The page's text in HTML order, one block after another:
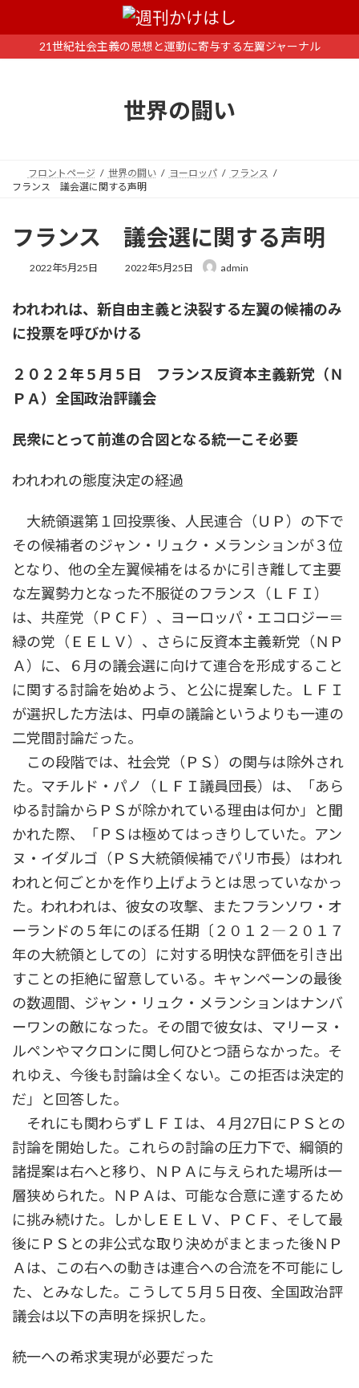
ン
ー
21世紀社会主義の思想と運動に寄与する左翼ジャーナル
世界の闘い
フロントページ 世界の闘い ヨーロッパ
フランス
フランス 議会選に関する声明
フランス 議会選に関する声明
2022年5月25日
最
新
時
2022年5月25日 admin
われわれは、新自由主義と決裂する左翼の候補のみ
に投票を呼びかける
２０２２年５月５日 フランス反資本主義新党（Ｎ
ＰＡ）全国政治評議会
民衆にとって前進の合図となる統一こそ必要
われわれの態度決定の経過
大統領選第１回投票後、人民連合（ＵＰ）の下で
その候補者のジャン・リュク・メランションが３位
となり、他の全左翼候補をはるかに引き離して主要
な左翼勢力となった不服従のフランス（ＬＦＩ）
は、共産党（ＰＣＦ）、ヨーロッパ・エコロジー＝
緑の党（ＥＥＬＶ）、さらに反資本主義新党（ＮＰ
Ａ）に、６月の議会選に向けて連合を形成すること
に関する討論を始めよう、と公に提案した。ＬＦＩ
が選択した方法は、円卓の議論というよりも一連の
二党間討論だった。
この段階では、社会党（ＰＳ）の関与は除外され
た。マチルド・パノ（ＬＦＩ議員団長）は、「あら
ゆる討論からＰＳが除かれている理由は何か」と聞
かれた際、「ＰＳは極めてはっきりしていた。アン
ヌ・イダルゴ（ＰＳ大統領候補でパリ市長）はわれ
われと何ごとかを作り上げようとは思っていなかっ
た。われわれは、彼女の攻撃、またフランソワ・オ
ーランドの５年にのぼる任期〔２０１２―２０１７
年の大統領としての〕に対する明快な評価を引き出
すことの拒絶に留意している。キャンペーンの最後
の数週間、ジャン・リュク・メランションはナンバ
ーワンの敵になった。その間で彼女は、マリーヌ・
ルペンやマクロンに関し何ひとつ語らなかった。そ
れゆえ、今後も討論は全くない。この拒否は決定的
だ」と回答した。
それにも関わらずＬＦＩは、４月27日にＰＳとの
討論を開始した。これらの討論の圧力下で、綱領的
諸提案は右へと移り、ＮＰＡに与えられた場所は一
層狭められた。ＮＰＡは、可能な合意に達するため
に挑み続けた。しかしＥＥＬＶ、ＰＣＦ、そして最
後にＰＳとの非公式な取り決めがまとまった後ＮＰ
Ａは、この右への動きは連合への合流を不可能にし
た、とみなした。こうして５月５日夜、全国政治評
議会は以下の声明を採択した。
統一への希求実現が必要だった